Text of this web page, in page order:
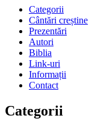
Categorii
Cântări creștine
Prezentări
Autori
Biblia
Link-uri
Informații
Contact
Categorii